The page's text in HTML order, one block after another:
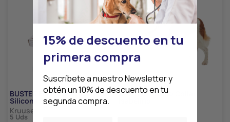
BUSTER Foley Catéter En
Silicona 5 uds
Kruuse
5 Uds
BUSTER Clásico Collar
15% de descuento en tu
primera compra
Suscríbete a nuestro Newsletter y
obtén un 10% de descuento en tu
segunda compra.